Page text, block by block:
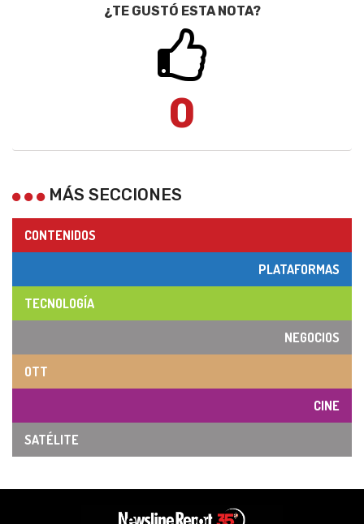
¿TE GUSTÓ ESTA NOTA?
0
MÁS SECCIONES
CONTENIDOS
PLATAFORMAS
TECNOLOGÍA
NEGOCIOS
OTT
CINE
SATÉLITE